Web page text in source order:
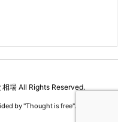
相場 All Rights Reserved.
by "Thought is free".